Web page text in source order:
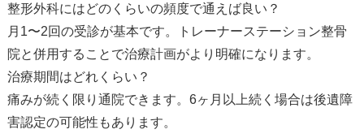
整形外科にはどのくらいの頻度で通えば良い？
月1〜2回の受診が基本です。トレーナーステーション整骨
院と併用することで治療計画がより明確になります。
治療期間はどれくらい？
痛みが続く限り通院できます。6ヶ月以上続く場合は後遺障
害認定の可能性もあります。